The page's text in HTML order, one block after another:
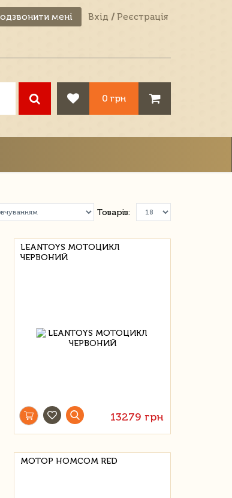
мені Вхід / Реєстрація
0 грн
Товарів:
LEANTOYS МОТОЦИКЛ
ЧЕРВОНИЙ
13279 грн
МОТОР HOMCOM RED